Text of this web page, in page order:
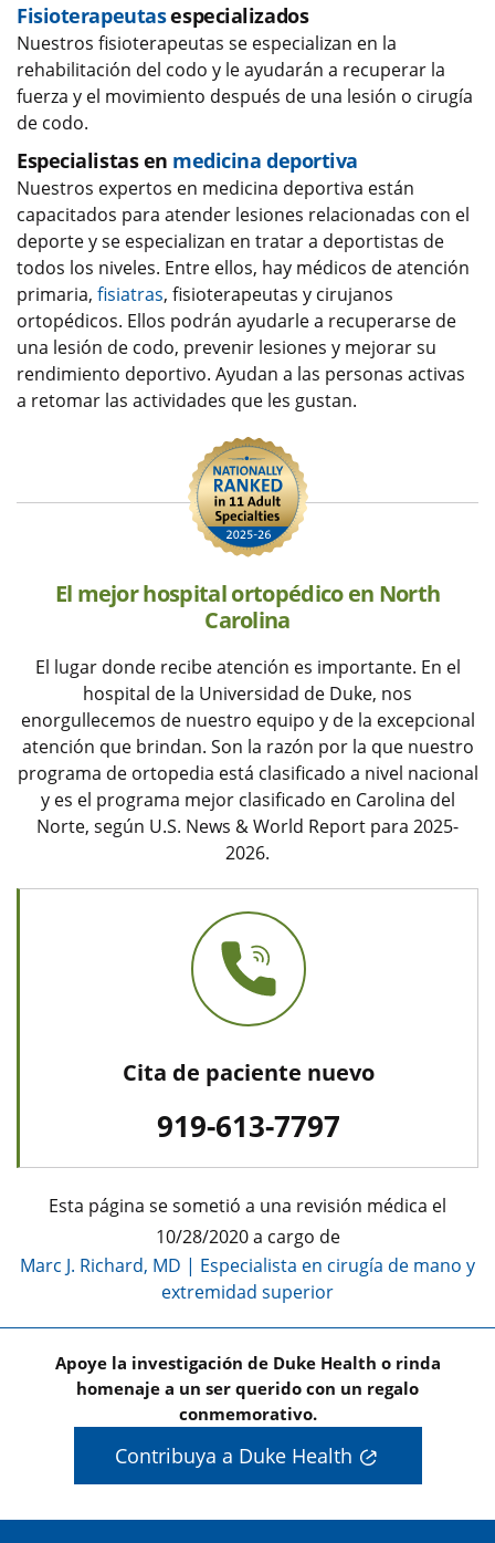
Fisioterapeutasespecializados
Nuestros fisioterapeutas se especializan en la
rehabilitación del codo y le ayudarán a recuperar la
fuerza y el movimiento después de una lesión o cirugía
de codo.
Especialistas en medicina deportiva
Nuestros expertos en medicina deportiva están
capacitados para atender lesiones relacionadas con el
deporte y se especializan en tratar a deportistas de
todos los niveles. Entre ellos, hay médicos de atención
primaria, fisiatras, fisioterapeutas y cirujanos
ortopédicos. Ellos podrán ayudarle a recuperarse de
una lesión de codo, prevenir lesiones y mejorar su
rendimiento deportivo. Ayudan a las personas activas
a retomar las actividades que les gustan.
El mejor hospital ortopédico en North
Carolina
El lugar donde recibe atención es importante. En el
hospital de la Universidad de Duke, nos
enorgullecemos de nuestro equipo y de la excepcional
atención que brindan. Son la razón por la que nuestro
programa de ortopedia está clasificado a nivel nacional
y es el programa mejor clasificado en Carolina del
Norte, según U.S. News & World Report para 2025-
2026.
Cita de paciente nuevo
919-613-7797
Esta página se sometió a una revisión médica el
10/28/2020 a cargo de
Marc J. Richard, MD | Especialista en cirugía de mano y
extremidad superior
Apoye la investigación de Duke Health o rinda
homenaje a un ser querido con un regalo
conmemorativo.
Contribuya a Duke Health